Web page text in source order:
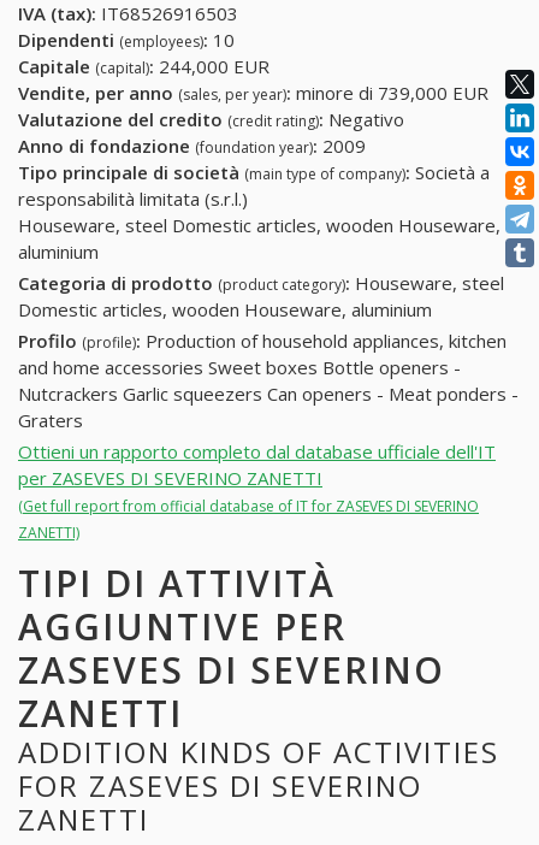
IVA (tax): IT68526916503
Dipendenti (employees): 10
Capitale (capital): 244,000 EUR
Vendite, per anno (sales, per year): minore di 739,000 EUR
Valutazione del credito (credit rating): Negativo
Anno di fondazione (foundation year): 2009
Tipo principale di società (main type of company): Società a
responsabilità limitata (s.r.l.)
Houseware, steel Domestic articles, wooden Houseware,
aluminium
Categoria di prodotto (product category): Houseware, steel
Domestic articles, wooden Houseware, aluminium
Profilo (profile): Production of household appliances, kitchen
and home accessories Sweet boxes Bottle openers -
Nutcrackers Garlic squeezers Can openers - Meat ponders -
Graters
Ottieni un rapporto completo dal database ufficiale dell'IT
per ZASEVES DI SEVERINO ZANETTI
(Get full report from official database of IT for ZASEVES DI SEVERINO
ZANETTI)
TIPI DI ATTIVITÀ
AGGIUNTIVE PER
ZASEVES DI SEVERINO
ZANETTI
ADDITION KINDS OF ACTIVITIES
FOR ZASEVES DI SEVERINO
ZANETTI